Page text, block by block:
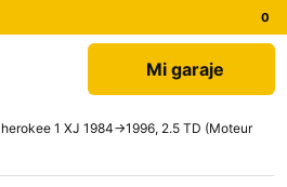
Mi garaje
1 XJ 1984->1996, 2.5 TD (Moteur